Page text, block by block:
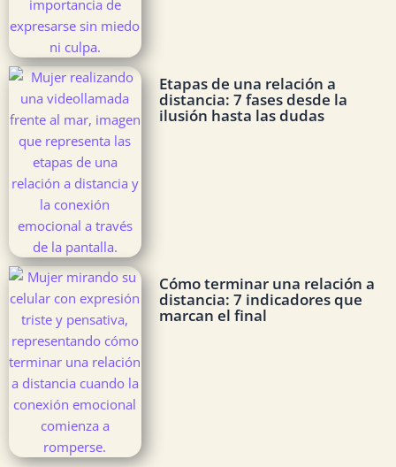
Etapas de una relación a
distancia: 7 fases desde la
ilusión hasta las dudas
Cómo terminar una relación a
distancia: 7 indicadores que
marcan el final